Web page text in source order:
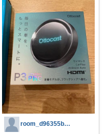
room_d96355bea2